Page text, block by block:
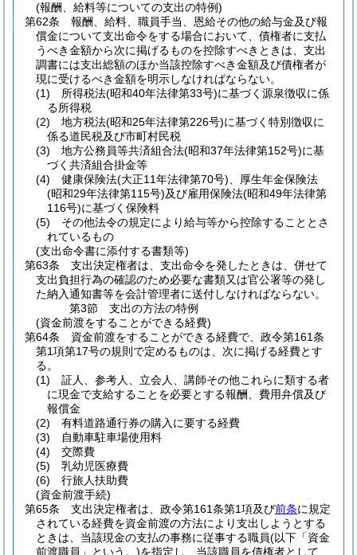
(報酬、給料等についての支出の特例)
第62条
報酬、給料、職員手当、恩給その他の給与金及び報
償金について支出命令をする場合において、債権者に支払
うべき金額から次に掲げるものを控除すべきときは、支出
調書には支出総額のほか当該控除すべき金額及び債権者が
現に受けるべき金額を明示しなければならない。
(1)
所得税法(昭和40年法律第33号)に基づく源泉徴収に係
る所得税
(2)
地方税法(昭和25年法律第226号)に基づく特別徴収に
係る道民税及び市町村民税
(3)
地方公務員等共済組合法(昭和37年法律第152号)に基
づく共済組合掛金等
(4)
健康保険法(大正11年法律第70号) 、厚生年金保険法
(昭和29年法律第115号)及び雇用保険法(昭和49年法律第
116号)に基づく保険料
(5)
その他法令の規定により給与等から控除することとさ
れているもの
(支出命令書に添付する書類等)
第63条
支出決定権者は、支出命令を発したときは、併せて
支出負担行為の確認のため必要な書類又は官公署等の発し
た納入通知書等を会計管理者に送付しなければならない。
第3節
支出の方法の特例
(資金前渡をすることができる経費)
第64条
資金前渡をすることができる経費で、政令第161条
第1項第17号の規則で定めるものは、次に掲げる経費とす
る。
(1)
証人、参考人、立会人、講師その他これらに類する者
に現金で支給することを必要とする報酬、費用弁償及び
報償金
(2)
有料道路通行券の購入に要する経費
(3)
自動車駐車場使用料
(4)
交際費
(5)
乳幼児医療費
(6)
行旅人扶助費
(資金前渡手続)
第65条
支出決定権者は、政令第161条第1項及び前条に規定
されている経費を資金前渡の方法により支出しようとする
ときは、当該現金の支払の事務に従事する職員(以下「資金
前渡職員」という。)を指定し、当該職員を債権者として、